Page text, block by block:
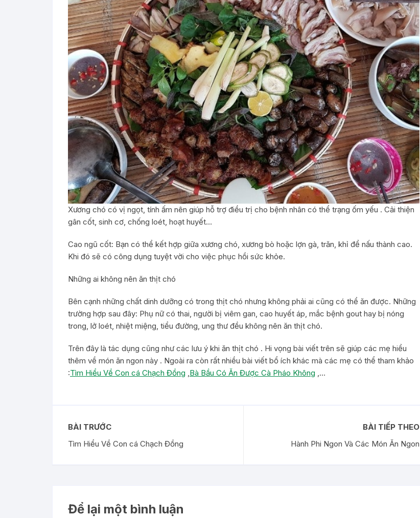
Xương chó có vị ngọt, tính ấm nên giúp hỗ trợ điều trị cho bệnh nhân có thể trạng ốm yếu . Cải thiện
gân cốt, sinh cơ, chống loét, hoạt huyết…
Cao ngũ cốt: Bạn có thể kết hợp giữa xương chó, xương bò hoặc lợn gà, trăn, khỉ để nấu thành cao.
Khi đó sẽ có công dụng tuyệt vời cho việc phục hồi sức khỏe.
Những ai không nên ăn thịt chó
Bên cạnh những chất dinh dưỡng có trong thịt chó nhưng không phải ai cũng có thể ăn được. Những
trường hợp sau đây: Phụ nữ có thai, người bị viêm gan, cao huyết áp, mắc bệnh gout hay bị nóng
trong, lở loét, nhiệt miệng, tiểu đường, ung thư đều không nên ăn thịt chó.
Trên đây là tác dụng cũng như các lưu ý khi ăn thịt chó . Hi vọng bài viết trên sẽ giúp các mẹ hiểu
thêm về món ăn ngon này . Ngoài ra còn rất nhiều bài viết bổ ích khác mà các mẹ có thể tham khảo
:Tìm Hiểu Về Con cá Chạch Đồng ,Bà Bầu Có Ăn Được Cà Pháo Không ,…
BÀI TRƯỚC
Tìm Hiểu Về Con cá Chạch Đồng
BÀI TIẾP THEO
Hành Phi Ngon Và Các Món Ăn Ngon
Để lại một bình luận